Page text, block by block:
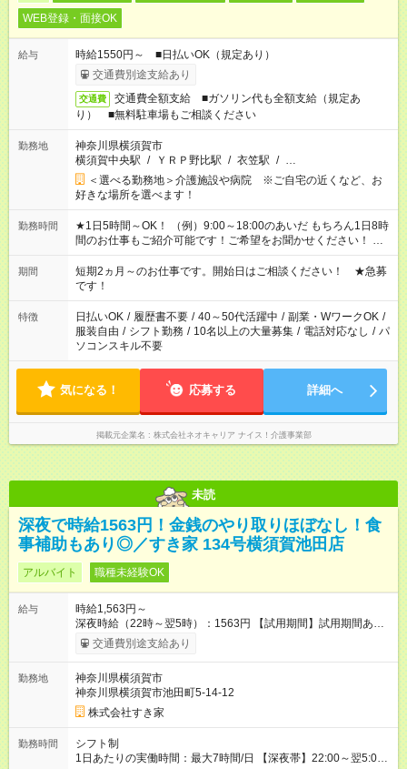
WEB登録・面接OK
給与
時給1550円～ ■日払いOK（規定あり）
交通費別途支給あり
交通費
交通費全額支給 ■ガソリン代も全額支給（規定あ
り） ■無料駐車場もご相談ください
勤務地
神奈川県横須賀市
横須賀中央駅 / ＹＲＰ野比駅 / 衣笠駅 / …
＜選べる勤務地＞介護施設や病院 ※ご自宅の近くなど、お
好きな場所を選べます！
勤務時間
★1日5時間～OK！ （例）9:00～18:00のあいだ もちろん1日8時
間のお仕事もご紹介可能です！ご希望をお聞かせください！ ★
家庭の都合でお休みが必要な場合も遠慮なくご相談ください。
※週最低15時間以上の勤務が必要です
期間
短期2ヵ月～のお仕事です。開始日はご相談ください！ ★急募
です！
特徴 日払いOK / 履歴書不要 / 40～50代活躍中 / 副業・WワークOK /
服装自由 / シフト勤務 / 10名以上の大量募集 / 電話対応なし / パ
ソコンスキル不要
気になる！ 応募する 詳細へ
掲載元企業名 株式会社ネオキャリア ナイス！介護事業部
未読
深夜で時給1563円！金銭のやり取りほぼなし！食
事補助もあり◎／すき家 134号横須賀池田店
アルバイト 職種未経験OK
給与
時給1,563円～
深夜時給（22時～翌5時）：1563円 【試用期間】試用期間あり
試用期間の長さ：1ヶ月 雇用形態、給与は本採用時と同じです。
試用期間の実態は30日（※条件変更なし）ですが、切り上げで
同時給）
交通費別途支給あり
勤務地
神奈川県横須賀市
神奈川県横須賀市池田町5-14-12
株式会社すき家
勤務時間
シフト制
1日あたりの実働時間：最大7時間/日 【深夜帯】22:00～翌5:00